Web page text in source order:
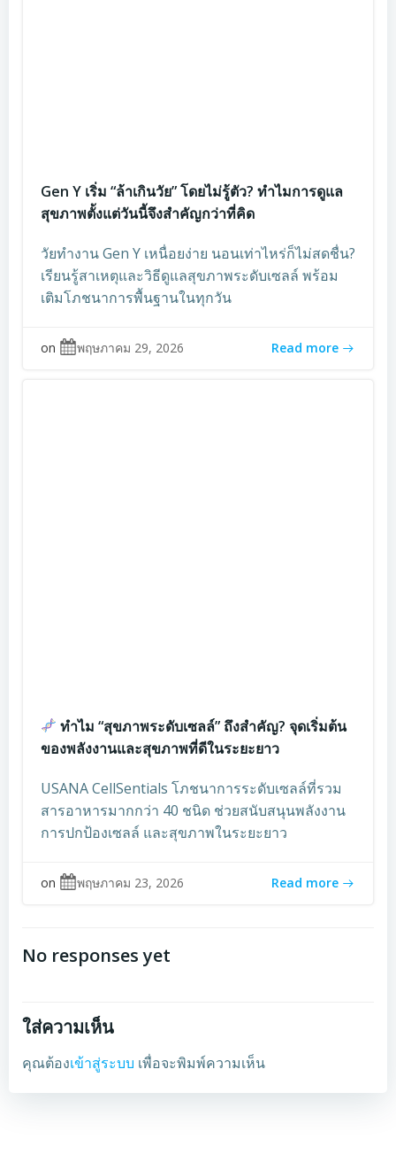
Gen Y เริ่ม “ล้าเกินวัย” โดยไม่รู้ตัว? ทำไมการดูแล
สุขภาพตั้งแต่วันนี้จึงสำคัญกว่าที่คิด
วัยทำงาน Gen Y เหนื่อยง่าย นอนเท่าไหร่ก็ไม่สดชื่น?
เรียนรู้สาเหตุและวิธีดูแลสุขภาพระดับเซลล์ พร้อม
เติมโภชนาการพื้นฐานในทุกวัน
on พฤษภาคม 29, 2026 Read more
ทำไม “สุขภาพระดับเซลล์” ถึงสำคัญ? จุดเริ่มต้น
ของพลังงานและสุขภาพที่ดีในระยะยาว
USANA CellSentials โภชนาการระดับเซลล์ที่รวม
สารอาหารมากกว่า 40 ชนิด ช่วยสนับสนุนพลังงาน
การปกป้องเซลล์ และสุขภาพในระยะยาว
on พฤษภาคม 23, 2026 Read more
No responses yet
ใส่ความเห็น
คุณต้องเข้าสู่ระบบ เพื่อจะพิมพ์ความเห็น